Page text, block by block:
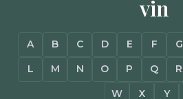
vin
A B C D E F G
L
M N O P Q R
W
X Y